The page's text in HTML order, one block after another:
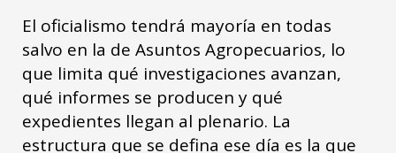
El oficialismo tendrá mayoría en todas
salvo en la de Asuntos Agropecuarios, lo
que limita qué investigaciones avanzan,
qué informes se producen y qué
expedientes llegan al plenario. La
estructura que se defina ese día es la que